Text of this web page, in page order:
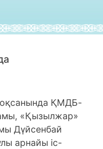
ҚМДБ-
«Қызылжар»
Дүйсенбай
арнайы іс-